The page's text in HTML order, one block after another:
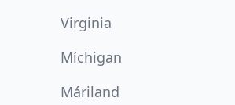
Virginia
Míchigan
Máriland